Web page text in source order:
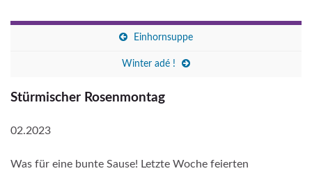
Einhornsuppe
Winter adé !
Stürmischer Rosenmontag
02.2023
Was für eine bunte Sause! Letzte Woche feierten